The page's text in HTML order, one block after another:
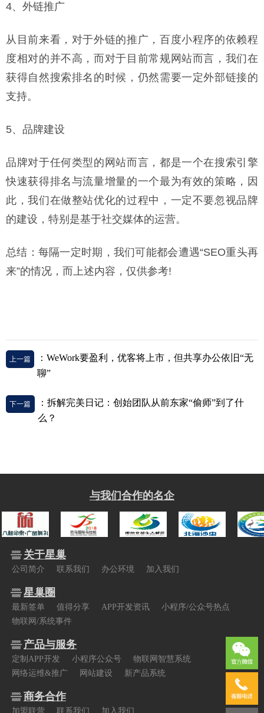
4、外链推广
从目前来看，对于外链的推广，百度小程序的依赖程
度相对的并不高，而对于目前常规网站而言，我们在
获得自然搜索排名的时候，仍然需要一定外部链接的
支持。
5、品牌建设
品牌对于任何类型的网站而言，都是一个在搜索引擎
快速获得排名与流量增量的一个最为有效的策略，因
此，我们在做整站优化的过程中，一定不要忽视品牌
的建设，特别是基于社交媒体的运营。
总结：每隔一定时期，我们可能都会遭遇“SEO重头再
来”的情况，而上述内容，仅供参考!
上一篇
：WeWork要盈利，优客将上市，但共享办公依旧“无
聊”
下一篇
：拆解完美日记：创始团队从前东家“偷师”到了什
么？
与我们合作的名企
关于星巢
公司简介 联系我们 办公环境 加入我们
星巢圈
最新签单 值得分享 APP开发资讯
小程序/公众号热点
物联网/系统事件
产品与服务
定制APP开发 小程序公众号
物联网智慧系统
网络运维&推广
网站建设 新产品系统
商务合作
加盟联营 联系我们 加入我们